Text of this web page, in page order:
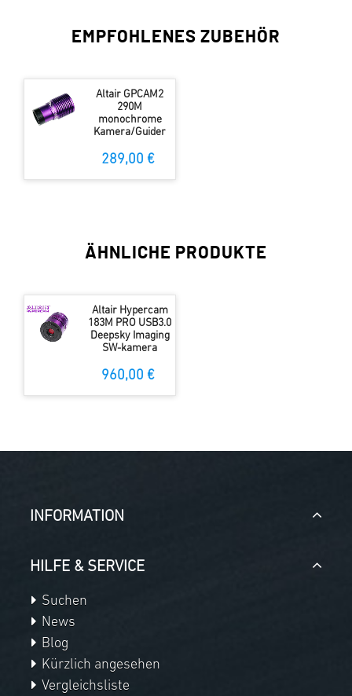
EMPFOHLENES ZUBEHÖR
Altair GPCAM2
290M
monochrome
Kamera/Guider
289,00 €
ÄHNLICHE PRODUKTE
Altair Hypercam
183M PRO USB3.0
Deepsky Imaging
SW-kamera
960,00 €
INFORMATION
HILFE & SERVICE
Suchen
News
Blog
Kürzlich angesehen
Vergleichsliste